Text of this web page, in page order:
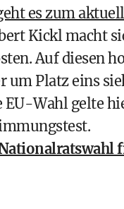
es zum
Kickl macht
Auf diesen
um Platz eins
EU-Wahl gelte